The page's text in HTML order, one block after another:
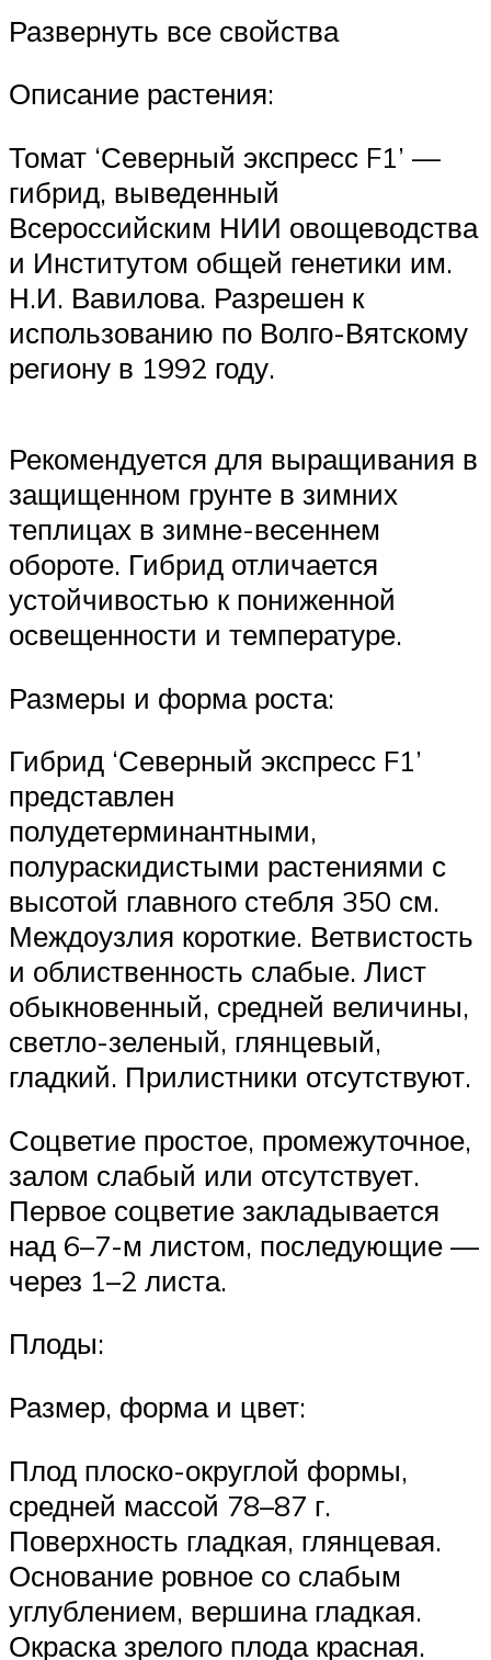
Развернуть все свойства
Описание растения:
Томат ‘Северный экспресс F1’ —
гибрид, выведенный
Всероссийским НИИ овощеводства
и Институтом общей генетики им.
Н.И. Вавилова. Разрешен к
использованию по Волго-Вятскому
региону в 1992 году.
Рекомендуется для выращивания в
защищенном грунте в зимних
теплицах в зимне-весеннем
обороте. Гибрид отличается
устойчивостью к пониженной
освещенности и температуре.
Размеры и форма роста:
Гибрид ‘Северный экспресс F1’
представлен
полудетерминантными,
полураскидистыми растениями с
высотой главного стебля 350 см.
Междоузлия короткие. Ветвистость
и облиственность слабые. Лист
обыкновенный, средней величины,
светло-зеленый, глянцевый,
гладкий. Прилистники отсутствуют.
Соцветие простое, промежуточное,
залом слабый или отсутствует.
Первое соцветие закладывается
над 6–7-м листом, последующие —
через 1–2 листа.
Плоды:
Размер, форма и цвет:
Плод плоско-округлой формы,
средней массой 78–87 г.
Поверхность гладкая, глянцевая.
Основание ровное со слабым
углублением, вершина гладкая.
Окраска зрелого плода красная.